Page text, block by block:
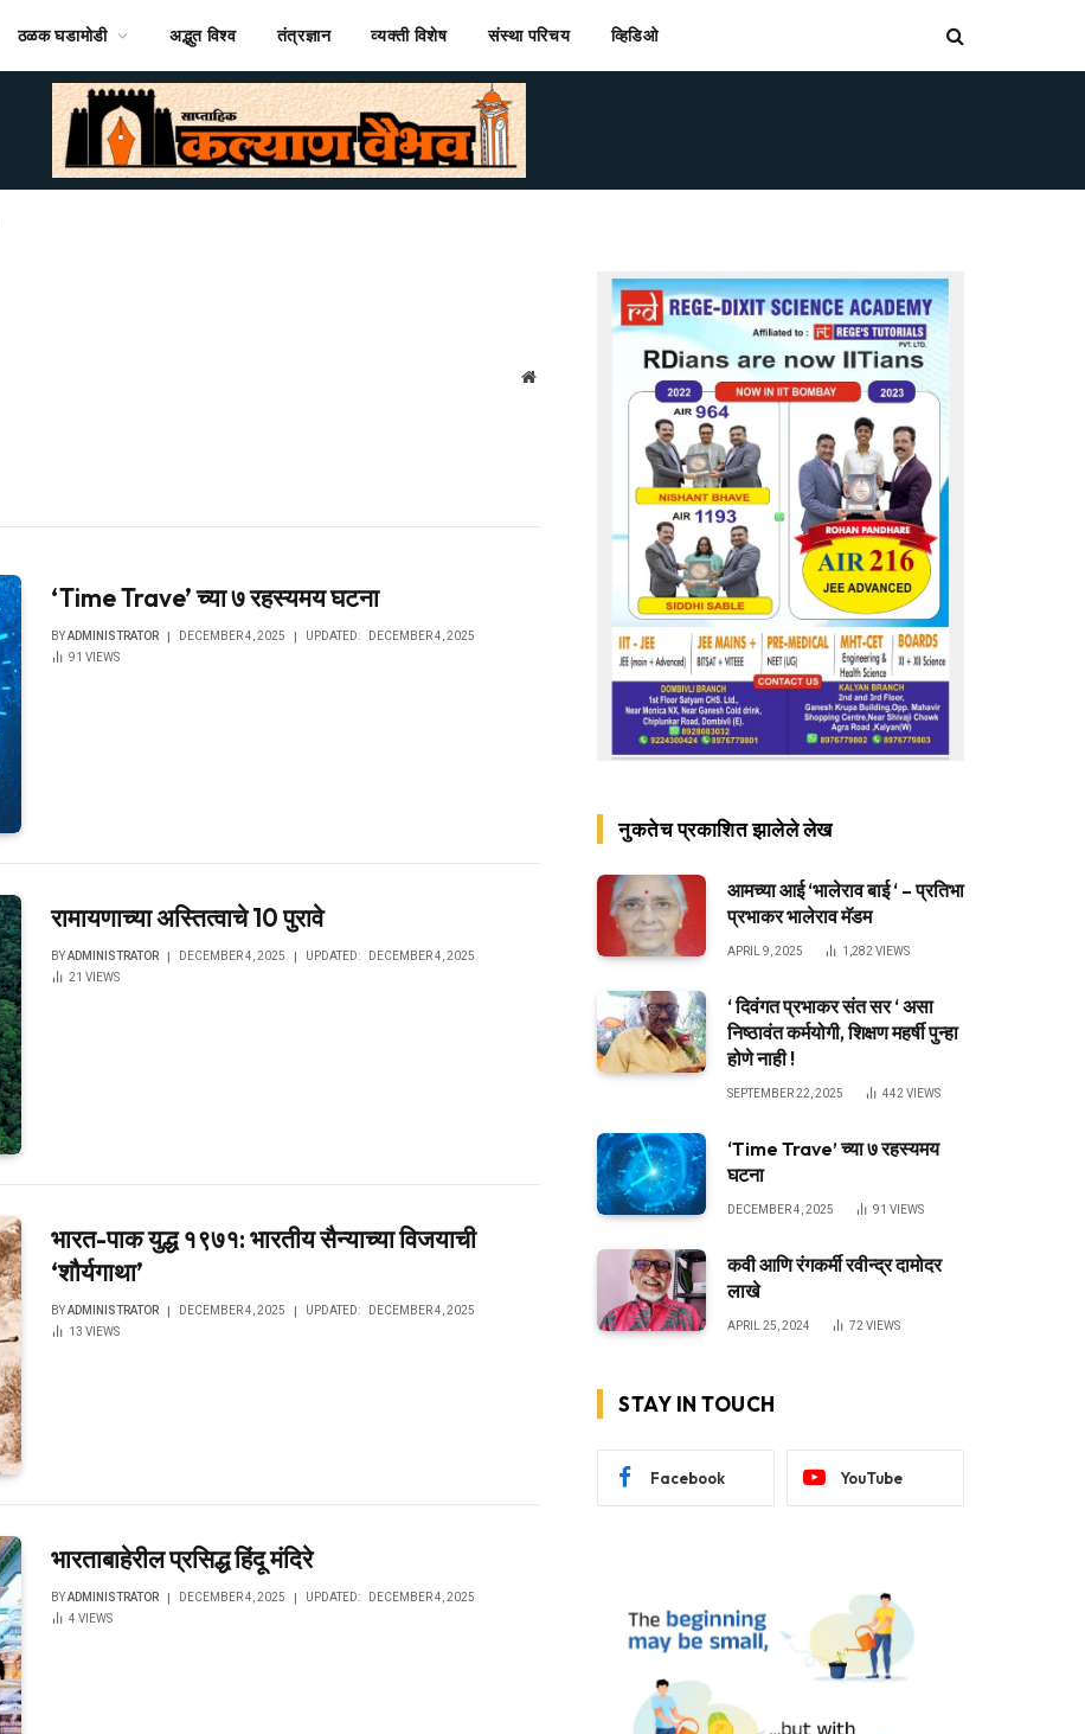
ठळक घडामोडी अद्भुत विश्व तंत्रज्ञान व्यक्ती विशेष संस्था परिचय व्हिडिओ
Website
‘Time Trave’ च्या ७ रहस्यमय घटना
BYADMINISTRATOR DECEMBER 4, 2025 UPDATED:
DECEMBER 4, 2025
91VIEWS
रामायणाच्या अस्तित्वाचे 10 पुरावे
BYADMINISTRATOR DECEMBER 4, 2025 UPDATED:
DECEMBER 4, 2025
21VIEWS
भारत-पाक युद्ध १९७१: भारतीय सैन्याच्या विजयाची
‘शौर्यगाथा’
BYADMINISTRATOR DECEMBER 4, 2025 UPDATED:
DECEMBER 4, 2025
13VIEWS
भारताबाहेरील प्रसिद्ध हिंदू मंदिरे
BYADMINISTRATOR DECEMBER 4, 2025 UPDATED:
DECEMBER 4, 2025
4VIEWS
नुकतेच प्रकाशित झालेले लेख
आमच्या आई ‘भालेराव बाई ‘ – प्रतिभा
प्रभाकर भालेराव मॅडम
APRIL 9, 2025 1,282 VIEWS
‘ दिवंगत प्रभाकर संत सर ‘ असा
निष्ठावंत कर्मयोगी, शिक्षण महर्षी पुन्हा
होणे नाही !
SEPTEMBER 22, 2025 442 VIEWS
‘Time Trave’ च्या ७ रहस्यमय
घटना
DECEMBER 4, 2025 91 VIEWS
कवी आणि रंगकर्मी रवीन्द्र दामोदर
लाखे
APRIL 25, 2024 72 VIEWS
STAY IN TOUCH
Facebook YouTube